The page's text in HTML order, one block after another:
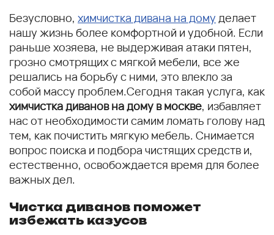
Безусловно, химчистка дивана на дому делает
нашу жизнь более комфортной и удобной. Если
раньше хозяева, не выдерживая атаки пятен,
грозно смотрящих с мягкой мебели, все же
решались на борьбу с ними, это влекло за
собой массу проблем.Сегодня такая услуга, как
химчистка диванов на дому в москве, избавляет
нас от необходимости самим ломать голову над
тем, как почистить мягкую мебель. Снимается
вопрос поиска и подбора чистящих средств и,
естественно, освобождается время для более
важных дел.
Чистка диванов поможет
избежать казусов